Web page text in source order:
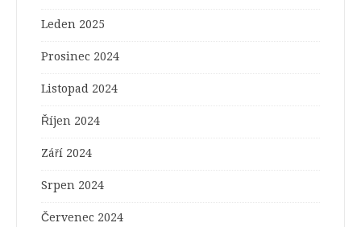
Leden 2025
Prosinec 2024
Listopad 2024
Říjen 2024
Září 2024
Srpen 2024
Červenec 2024